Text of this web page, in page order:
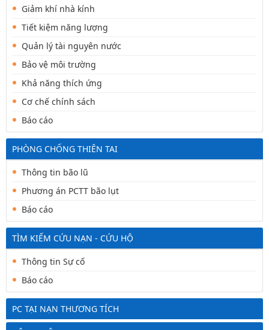
Giảm khí nhà kính
Tiết kiệm năng lượng
Quản lý tài nguyên nước
Bảo vệ môi trường
Khả năng thích ứng
Cơ chế chính sách
Báo cáo
PHÒNG CHỐNG THIÊN TAI
Thông tin bão lũ
Phương án PCTT bão lụt
Báo cáo
TÌM KIẾM CỨU NẠN - CỨU HỘ
Thông tin Sự cố
Báo cáo
PC TẠI NẠN THƯƠNG TÍCH